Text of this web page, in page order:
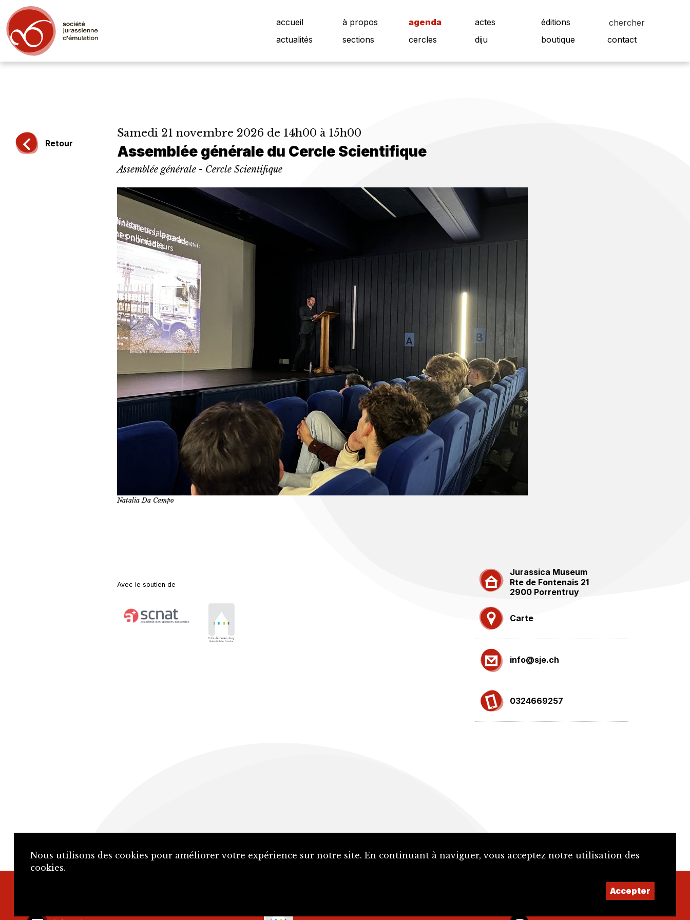
accueil à propos agenda actes
éditions
actualités
sections cercles diju boutique contact
Retour
Samedi 21 novembre 2026 de 14h00 à 15h00
Assemblée générale du Cercle Scientifique
Assemblée générale - Cercle Scientifique
Natalia Da Campo
Avec le soutien de
Jurassica Museum
Rte de Fontenais 21
2900 Porrentruy
Carte
info@sje.ch
0324669257
Nous utilisons des cookies pour améliorer votre expérience sur notre site. En continuant à naviguer, vous acceptez notre utilisation des
cookies.
Accepter